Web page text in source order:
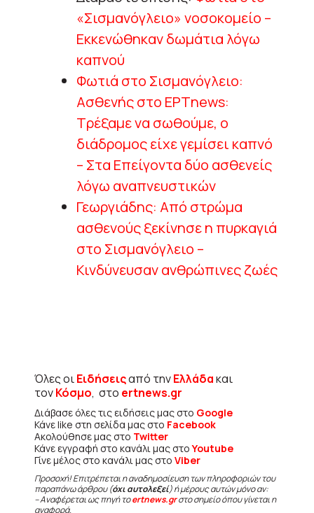
«Σισμανόγλειο» νοσοκομείο –
Εκκενώθηκαν δωμάτια λόγω
καπνού
Φωτιά στο Σισμανόγλειο:
Ασθενής στο ΕΡΤnews:
Τρέξαμε να σωθούμε, ο
διάδρομος είχε γεμίσει καπνό
– Στα Επείγοντα δύο ασθενείς
λόγω αναπνευστικών
Γεωργιάδης: Από στρώμα
ασθενούς ξεκίνησε η πυρκαγιά
στο Σισμανόγλειο –
Κινδύνευσαν ανθρώπινες ζωές
Όλες οιΕιδήσειςαπό τηνΕλλάδακαι
τονΚόσμο, στο ertnews.gr
Διάβασε όλες τις ειδήσεις μας στο Google
Κάνε like στη σελίδα μας στο Facebook
Ακολούθησε μας στο Twitter
Κάνε εγγραφή στο κανάλι μας στοYoutube
Γίνε μέλος στο κανάλι μας στο Viber
Προσοχή! Επιτρέπεται η αναδημοσίευση των πληροφοριών του
παραπάνω άρθρου (όχι αυτολεξεί) ή μέρους αυτών μόνο αν:
– Αναφέρεται ως πηγή τοertnews.grστο σημείο όπου γίνεται η
αναφορά.